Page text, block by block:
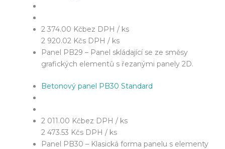
2 374.00 Kčbez DPH / ks
2 920.02 Kčs DPH / ks
Panel PB29 – Panel skládající se ze směsy
grafických elementů s řezanými panely 2D.
Betonový panel PB30 Standard
2 011.00 Kčbez DPH / ks
2 473.53 Kčs DPH / ks
Panel PB30 – Klasická forma panelu s elementy